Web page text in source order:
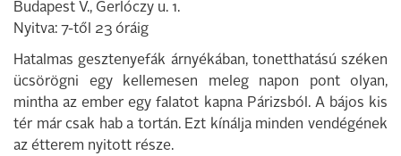
Budapest V., Gerlóczy u. 1.
Nyitva: 7-től 23 óráig
Hatalmas gesztenyefák árnyékában, tonetthatású széken
ücsörögni egy kellemesen meleg napon pont olyan,
mintha az ember egy falatot kapna Párizsból. A bájos kis
tér már csak hab a tortán. Ezt kínálja minden vendégének
az étterem nyitott része.